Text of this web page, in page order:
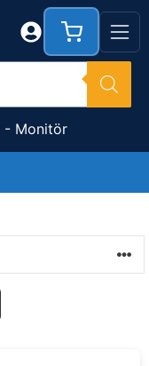
- Monitör